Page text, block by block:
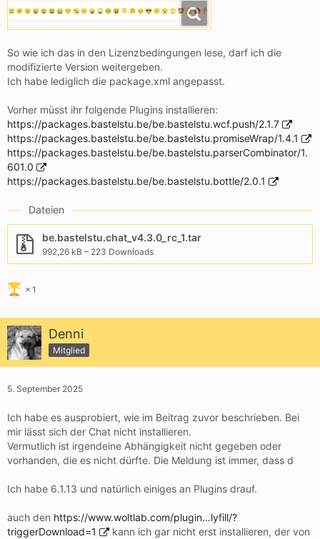
So wie ich das in den Lizenzbedingungen lese, darf ich die
modifizierte Version weitergeben.
Ich habe lediglich die package.xml angepasst.
Vorher müsst ihr folgende Plugins installieren:
https://packages.bastelstu.be/be.bastelstu.wcf.push/2.1.7
https://packages.bastelstu.be/be.bastelstu.promiseWrap/1.4.1
https://packages.bastelstu.be/be.bastelstu.parserCombinator/1.
601.0
https://packages.bastelstu.be/be.bastelstu.bottle/2.0.1
Dateien
be.bastelstu.chat_v4.3.0_rc_1.tar
992,26 kB – 223 Downloads
1
Denni
Mitglied
5. September 2025
Ich habe es ausprobiert, wie im Beitrag zuvor beschrieben. Bei
mir lässt sich der Chat nicht installieren.
Vermutlich ist irgendeine Abhängigkeit nicht gegeben oder
vorhanden, die es nicht dürfte. Die Meldung ist immer, dass d
Ich habe 6.1.13 und natürlich einiges an Plugins drauf.
auch den https://www.woltlab.com/plugin…lyfill/?
triggerDownload=1
kann ich gar nicht erst installieren, der von